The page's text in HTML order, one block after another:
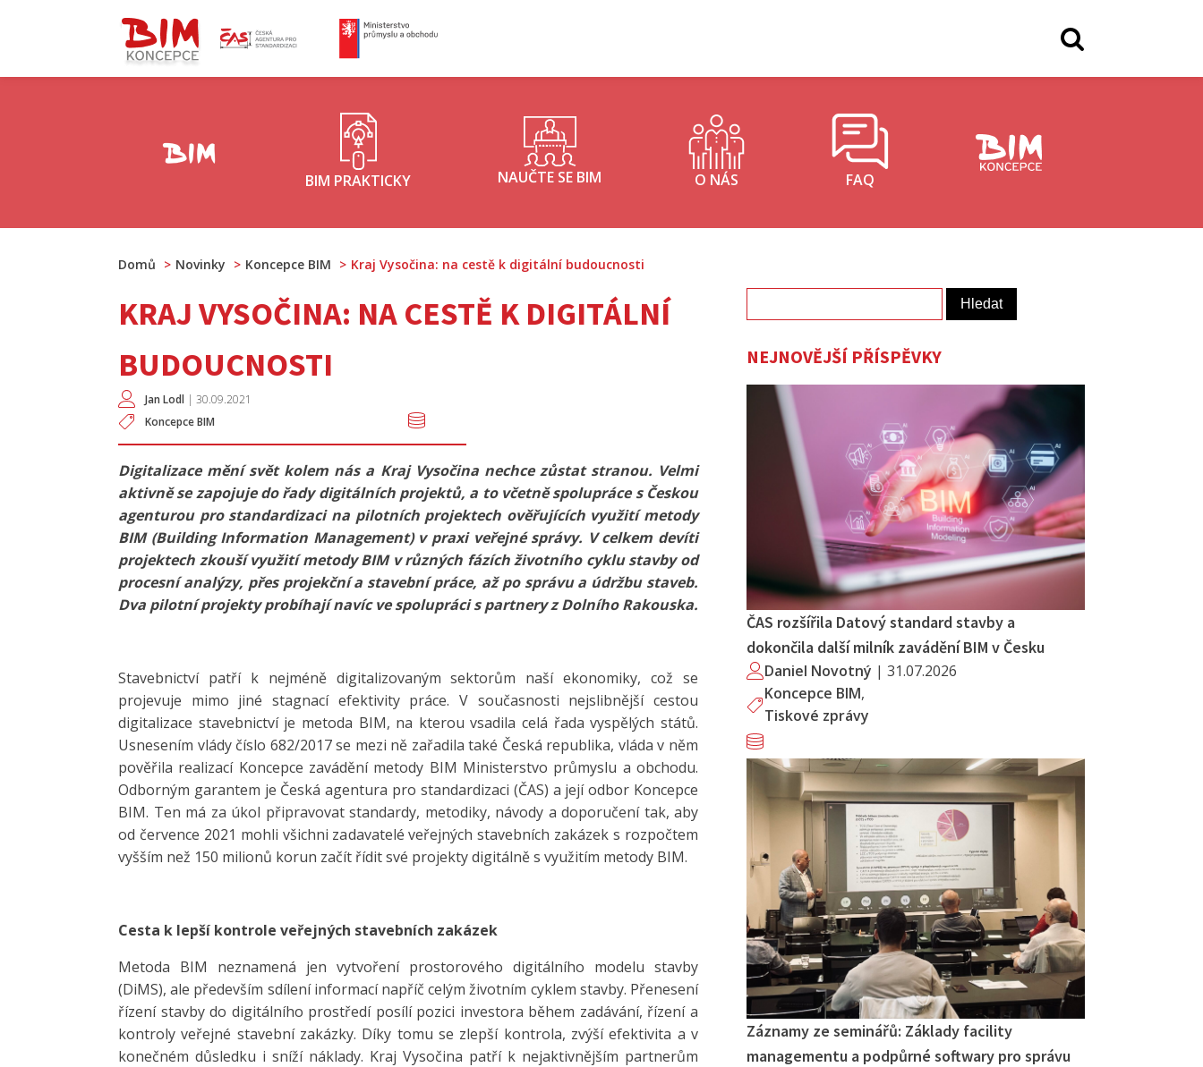
Koncepce BIM - logo
ČAS - logo
BIM PRAKTICKY NAUČTE SE BIM O NÁS FAQ
Domů Novinky Koncepce BIM Kraj Vysočina: na cestě k digitální budoucnosti
KRAJ VYSOČINA: NA CESTĚ K DIGITÁLNÍ
BUDOUCNOSTI
Jan Lodl | 30.09.2021
Koncepce BIM
Digitalizace mění svět kolem nás a Kraj Vysočina nechce zůstat stranou. Velmi
aktivně se zapojuje do řady digitálních projektů, a to včetně spolupráce s Českou
agenturou pro standardizaci na pilotních projektech ověřujících využití metody
BIM (Building Information Management) v praxi veřejné správy. V celkem devíti
projektech zkouší využití metody BIM v různých fázích životního cyklu stavby od
procesní analýzy, přes projekční a stavební práce, až po správu a údržbu staveb.
Dva pilotní projekty probíhají navíc ve spolupráci s partnery z Dolního Rakouska.
Stavebnictví patří k nejméně digitalizovaným sektorům naší ekonomiky, což se
projevuje mimo jiné stagnací efektivity práce. V současnosti nejslibnější cestou
digitalizace stavebnictví je metoda BIM, na kterou vsadila celá řada vyspělých států.
Usnesením vlády číslo 682/2017 se mezi ně zařadila také Česká republika, vláda v něm
pověřila realizací Koncepce zavádění metody BIM Ministerstvo průmyslu a obchodu.
Odborným garantem je Česká agentura pro standardizaci (ČAS) a její odbor Koncepce
BIM. Ten má za úkol připravovat standardy, metodiky, návody a doporučení tak, aby
od července 2021 mohli všichni zadavatelé veřejných stavebních zakázek s rozpočtem
vyšším než 150 milionů korun začít řídit své projekty digitálně s využitím metody BIM.
Cesta k lepší kontrole veřejných stavebních zakázek
Metoda BIM neznamená jen vytvoření prostorového digitálního modelu stavby
(DiMS), ale především sdílení informací napříč celým životním cyklem stavby. Přenesení
řízení stavby do digitálního prostředí posílí pozici investora během zadávání, řízení a
kontroly veřejné stavební zakázky. Díky tomu se zlepší kontrola, zvýší efektivita a v
konečném důsledku i sníží náklady. Kraj Vysočina patří k nejaktivnějším partnerům
NEJNOVĚJŠÍ PŘÍSPĚVKY
ČAS rozšířila Datový standard stavby a
dokončila další milník zavádění BIM v Česku
Daniel Novotný | 31.07.2026
Koncepce BIM,
Tiskové zprávy
Záznamy ze seminářů: Základy facility
managementu a podpůrné softwary pro správu